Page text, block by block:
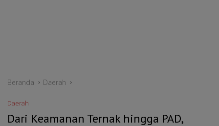
Beranda Daerah
Daerah
Dari Keamanan Ternak hingga PAD,